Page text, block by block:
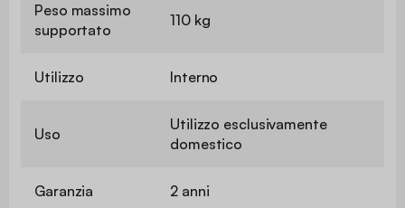
Peso massimo
supportato
110 kg
Utilizzo Interno
Uso
Utilizzo esclusivamente
domestico
Garanzia 2 anni